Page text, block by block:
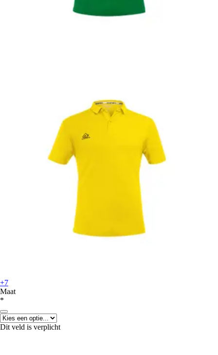
+7
Maat
*
Dit veld is verplicht